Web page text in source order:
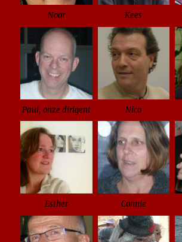
Noor Kees
Paul, onze dirigent Nico
Esther Connie